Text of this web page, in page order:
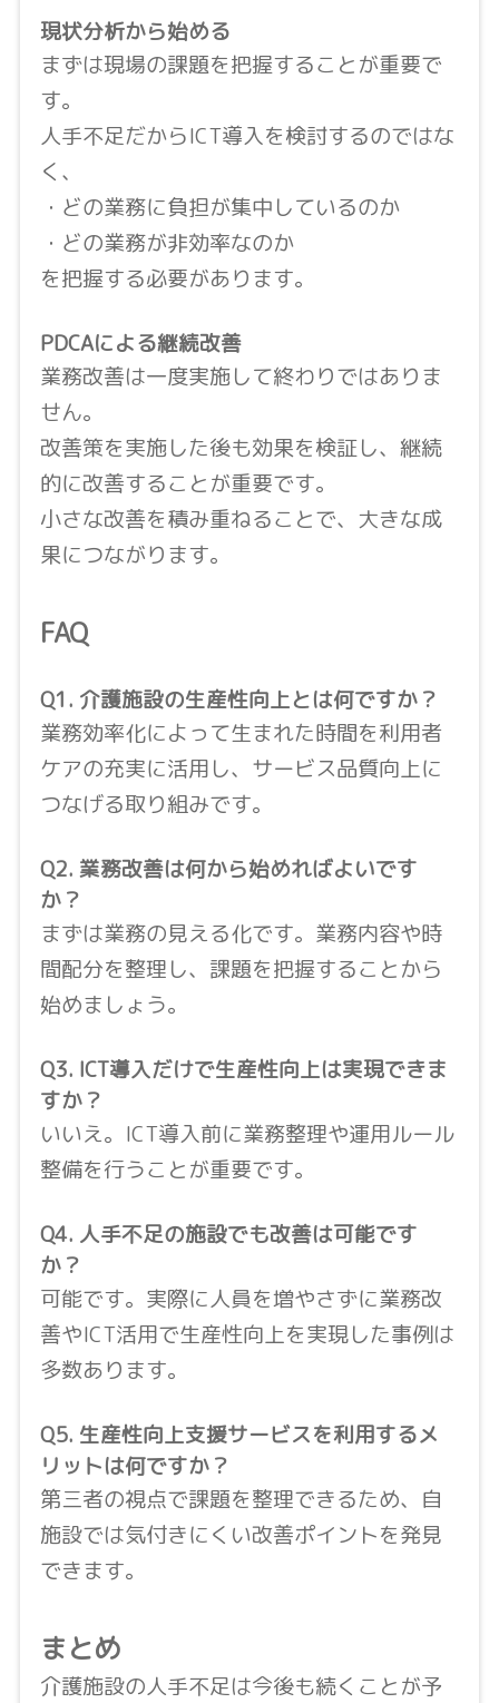
現状分析から始める
まずは現場の課題を把握することが重要で
す。
人手不足だからICT導入を検討するのではな
く、
・どの業務に負担が集中しているのか
・どの業務が非効率なのか
を把握する必要があります。
PDCAによる継続改善
業務改善は一度実施して終わりではありま
せん。
改善策を実施した後も効果を検証し、継続
的に改善することが重要です。
小さな改善を積み重ねることで、大きな成
果につながります。
FAQ
Q1. 介護施設の生産性向上とは何ですか？
業務効率化によって生まれた時間を利用者
ケアの充実に活用し、サービス品質向上に
つなげる取り組みです。
Q2. 業務改善は何から始めればよいです
か？
まずは業務の見える化です。業務内容や時
間配分を整理し、課題を把握することから
始めましょう。
Q3. ICT導入だけで生産性向上は実現できま
すか？
いいえ。ICT導入前に業務整理や運用ルール
整備を行うことが重要です。
Q4. 人手不足の施設でも改善は可能です
か？
可能です。実際に人員を増やさずに業務改
善やICT活用で生産性向上を実現した事例は
多数あります。
Q5. 生産性向上支援サービスを利用するメ
リットは何ですか？
第三者の視点で課題を整理できるため、自
施設では気付きにくい改善ポイントを発見
できます。
まとめ
介護施設の人手不足は今後も続くことが予